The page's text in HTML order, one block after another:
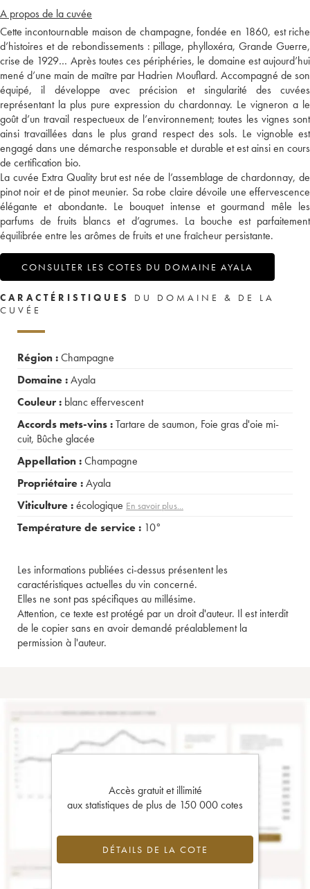
A propos de la cuvée
Cette incontournable maison de champagne, fondée en 1860, est riche
d’histoires et de rebondissements : pillage, phylloxéra, Grande Guerre,
crise de 1929… Après toutes ces périphéries, le domaine est aujourd’hui
mené d’une main de maître par Hadrien Mouflard. Accompagné de son
équipé, il développe avec précision et singularité des cuvées
représentant la plus pure expression du chardonnay. Le vigneron a le
goût d’un travail respectueux de l’environnement; toutes les vignes sont
ainsi travaillées dans le plus grand respect des sols. Le vignoble est
engagé dans une démarche responsable et durable et est ainsi en cours
de certification bio.
La cuvée Extra Quality brut est née de l’assemblage de chardonnay, de
pinot noir et de pinot meunier. Sa robe claire dévoile une effervescence
élégante et abondante. Le bouquet intense et gourmand mêle les
parfums de fruits blancs et d’agrumes. La bouche est parfaitement
équilibrée entre les arômes de fruits et une fraîcheur persistante.
CONSULTER LES COTES DU DOMAINE AYALA
CARACTÉRISTIQUES
DU DOMAINE & DE LA
CUVÉE
Région :Champagne
Domaine :Ayala
Couleur : blanc effervescent
Accords mets-vins :Tartare de saumon, Foie gras d'oie mi-
cuit, Bûche glacée
Appellation :Champagne
Propriétaire :Ayala
Viticulture :écologique En savoir plus...
Température de service : 10°
Les informations publiées ci-dessus présentent les
caractéristiques actuelles du vin concerné.
Elles ne sont pas spécifiques au millésime.
Attention, ce texte est protégé par un droit d'auteur. Il est interdit
de le copier sans en avoir demandé préalablement la
permission à l'auteur.
Accès gratuit et illimité
aux statistiques de plus de 150 000 cotes
DÉTAILS DE LA COTE